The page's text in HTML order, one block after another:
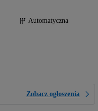
Automatyczna
Zobacz ogłoszenia